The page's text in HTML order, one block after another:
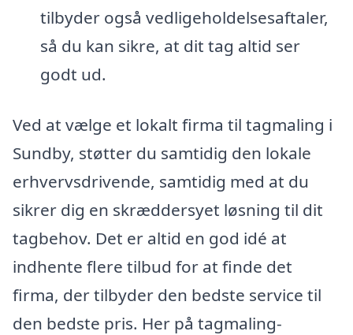
tilbyder også vedligeholdelsesaftaler,
så du kan sikre, at dit tag altid ser
godt ud.
Ved at vælge et lokalt firma til tagmaling i
Sundby, støtter du samtidig den lokale
erhvervsdrivende, samtidig med at du
sikrer dig en skræddersyet løsning til dit
tagbehov. Det er altid en god idé at
indhente flere tilbud for at finde det
firma, der tilbyder den bedste service til
den bedste pris. Her på tagmaling-